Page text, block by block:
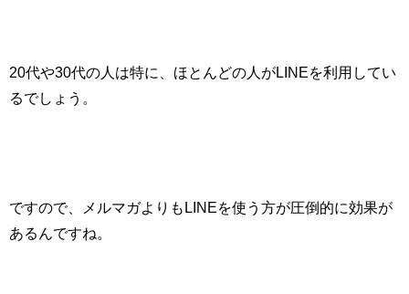
20代や30代の人は特に、ほとんどの人が LINEを利用してい
るでしょう。
ですので、メルマガよりも LINEを使う方が圧倒的に効果が
あるんですね。